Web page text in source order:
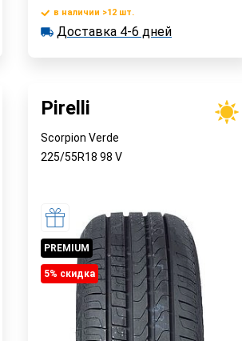
В корзину
в наличии >12 шт.
в наличии >12 шт.
Доставка 4-6 дней
Pirelli
Scorpion Verde
225/55R18 98 V
PREMIUM
5% cкидка